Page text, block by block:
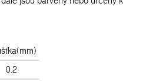
0.2